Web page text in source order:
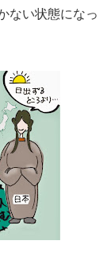
ない状態になっ